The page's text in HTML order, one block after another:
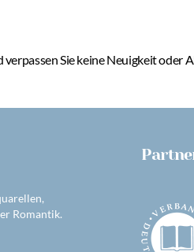
Sie keine Neuigkeit oder
Romantik.